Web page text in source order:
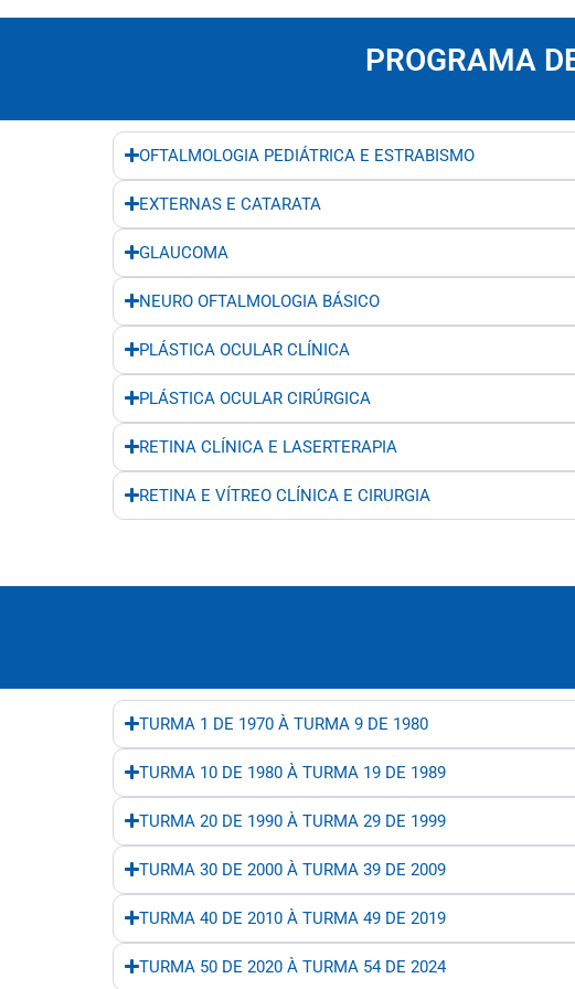
PROGRAMA
OFTALMOLOGIA PEDIÁTRICA E ESTRABISMO
EXTERNAS E CATARATA
GLAUCOMA
NEURO OFTALMOLOGIA BÁSICO
PLÁSTICA OCULAR CLÍNICA
PLÁSTICA OCULAR CIRÚRGICA
RETINA CLÍNICA E LASERTERAPIA
RETINA E VÍTREO CLÍNICA E CIRURGIA
TURMA 1 DE 1970 À TURMA 9 DE 1980
TURMA 10 DE 1980 À TURMA 19 DE 1989
TURMA 20 DE 1990 À TURMA 29 DE 1999
TURMA 30 DE 2000 À TURMA 39 DE 2009
TURMA 40 DE 2010 À TURMA 49 DE 2019
TURMA 50 DE 2020 À TURMA 54 DE 2024